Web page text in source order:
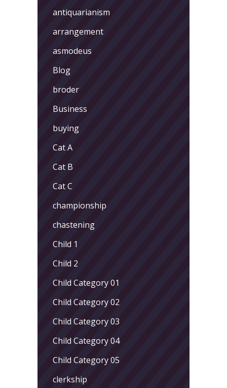
antiquarianism
arrangement
asmodeus
Blog
broder
Business
buying
Cat A
Cat B
Cat C
championship
chastening
Child 1
Child 2
Child Category 01
Child Category 02
Child Category 03
Child Category 04
Child Category 05
clerkship